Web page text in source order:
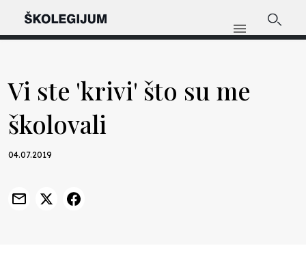
Vi ste 'krivi' što su me
školovali
04.07.2019